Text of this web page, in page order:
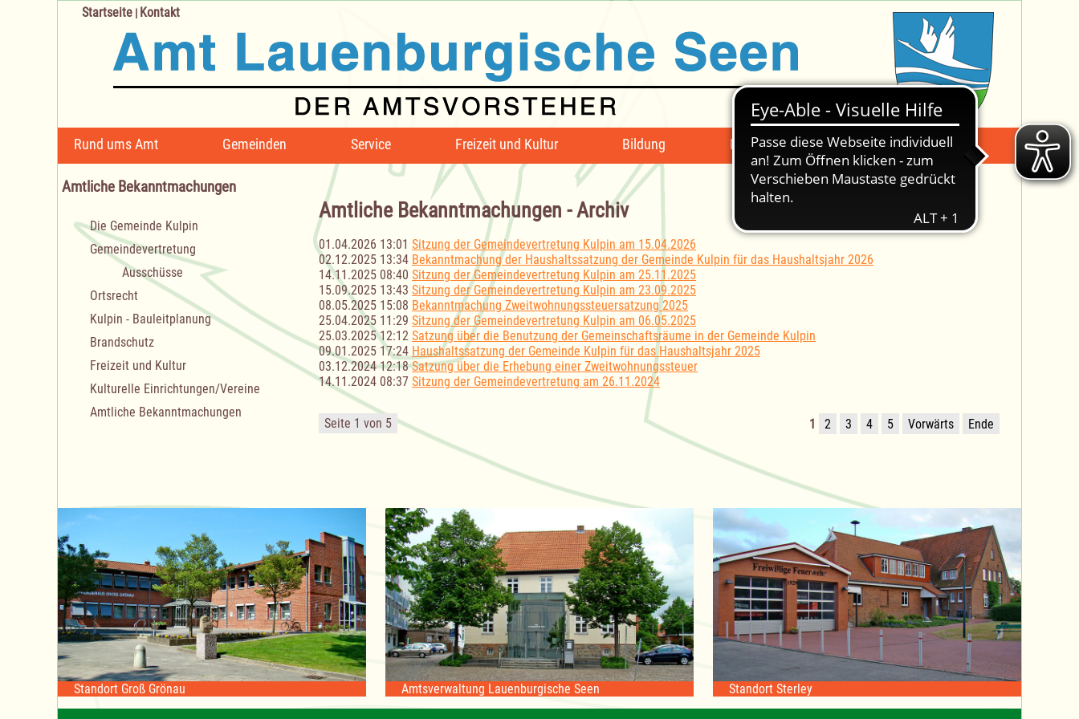
Navigation
überspringen
Rund ums Amt Gemeinden Service Freizeit und Kultur Bildung Mängelmeldung Suche -
Startseite | Kontakt
Amtliche Bekanntmachungen - Archiv
01.04.2026 13:01 Sitzung der Gemeindevertretung Kulpin am 15.04.2026
02.12.2025 13:34 Bekanntmachung der Haushaltssatzung der Gemeinde Kulpin für das Haushaltsjahr 2026
14.11.2025 08:40 Sitzung der Gemeindevertretung Kulpin am 25.11.2025
15.09.2025 13:43 Sitzung der Gemeindevertretung Kulpin am 23.09.2025
08.05.2025 15:08 Bekanntmachung Zweitwohnungssteuersatzung 2025
25.04.2025 11:29 Sitzung der Gemeindevertretung Kulpin am 06.05.2025
25.03.2025 12:12 Satzung über die Benutzung der Gemeinschaftsräume in der Gemeinde Kulpin
09.01.2025 17:24 Haushaltssatzung der Gemeinde Kulpin für das Haushaltsjahr 2025
03.12.2024 12:18 Satzung über die Erhebung einer Zweitwohnungssteuer
14.11.2024 08:37 Sitzung der Gemeindevertretung am 26.11.2024
Seite 1 von 5 1 2 3 4 5 Vorwärts Ende
Amtliche Bekanntmachungen
Navigation
überspringen
Die Gemeinde Kulpin
Gemeindevertretung
Ausschüsse
Ortsrecht
Kulpin - Bauleitplanung
Brandschutz
Freizeit und Kultur
Kulturelle Einrichtungen/Vereine
Amtliche Bekanntmachungen
Standort Groß Grönau Amtsverwaltung Lauenburgische Seen Standort Sterley